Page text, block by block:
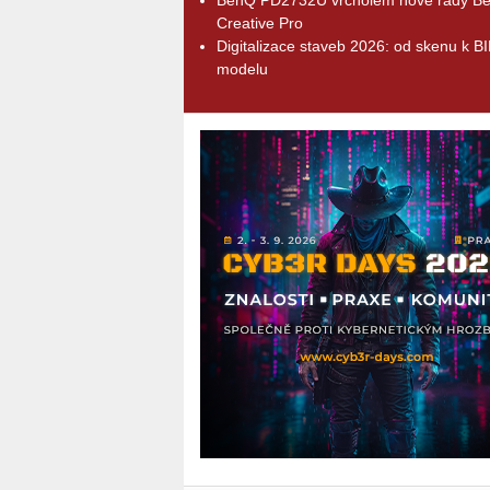
Creative Pro
Digitalizace staveb 2026: od skenu k
modelu